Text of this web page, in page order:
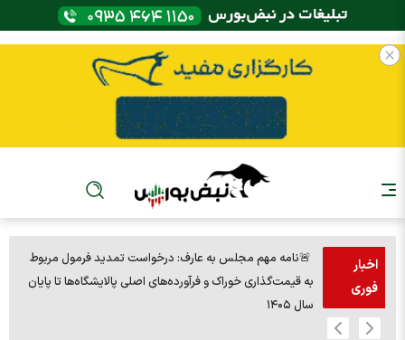
اخبار
فوری
🚨نامه مهم مجلس به عارف: درخواست تمدید فرمول مربوط
به قیمت‌گذاری خوراک و فرآورده‌های اصلی پالایشگاه‌ها تا پایان
سال ۱۴۰۵